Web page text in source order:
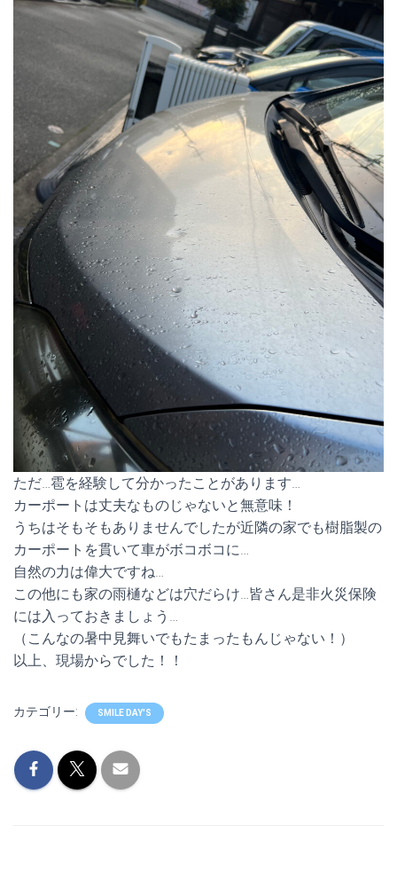
ただ…雹を経験して分かったことがあります…
カーポートは丈夫なものじゃないと無意味！
うちはそもそもありませんでしたが近隣の家でも樹脂製の
カーポートを貫いて車がボコボコに…
自然の力は偉大ですね…
この他にも家の雨樋などは穴だらけ…皆さん是非火災保険
には入っておきましょう…
（こんなの暑中見舞いでもたまったもんじゃない！）
以上、現場からでした！！
カテゴリー: SMILE DAY'S